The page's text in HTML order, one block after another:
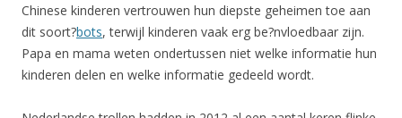
Chinese kinderen vertrouwen hun diepste geheimen toe aan
dit soort?bots, terwijl kinderen vaak erg be?nvloedbaar zijn.
Papa en mama weten ondertussen niet welke informatie hun
kinderen delen en welke informatie gedeeld wordt.